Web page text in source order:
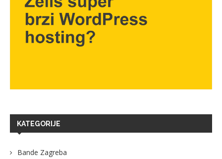
KATEGORIJE
Bande Zagreba